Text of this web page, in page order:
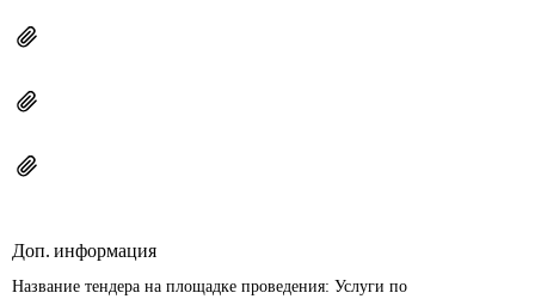
Доп. информация
Название тендера на площадке проведения: Услуги по